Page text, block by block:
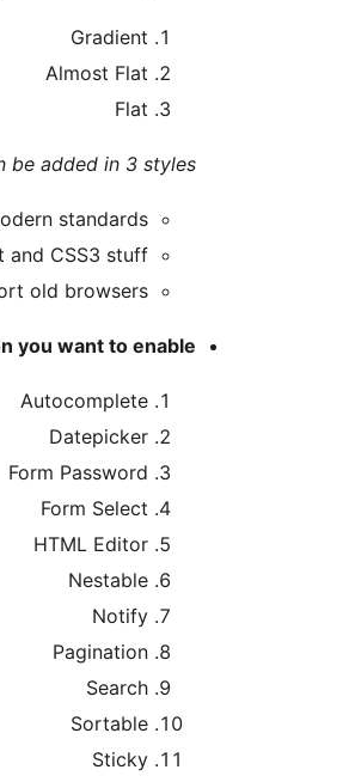
Gradient
Almost Flat
Flat
be added in 3 styles:
standards
and CSS3 stuff
old browsers
you want to enable
Autocomplete
Datepicker
Form Password
Form Select
HTML Editor
Nestable
Notify
Pagination
Search
Sortable
Sticky